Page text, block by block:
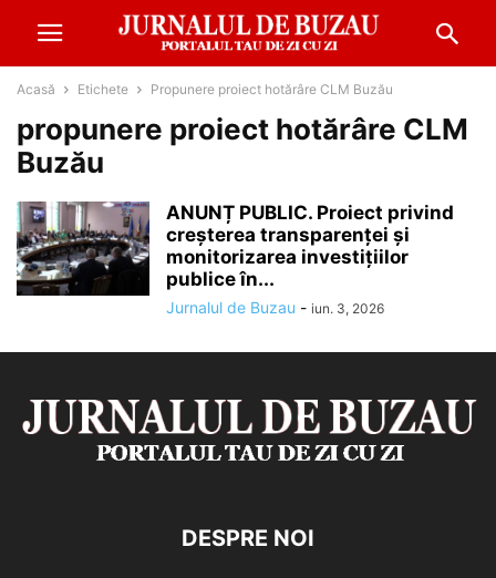
Acasă Etichete Propunere proiect hotărâre CLM Buzău
propunere proiect hotărâre CLM
Buzău
ANUNȚ PUBLIC. Proiect privind
creșterea transparenței și
monitorizarea investițiilor
publice în...
Jurnalul de Buzau - iun. 3, 2026
DESPRE NOI